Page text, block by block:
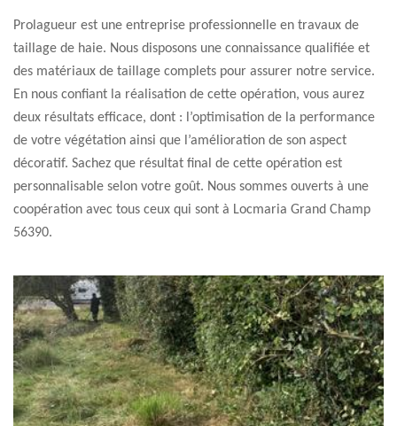
Prolagueur est une entreprise professionnelle en travaux de
taillage de haie. Nous disposons une connaissance qualifiée et
des matériaux de taillage complets pour assurer notre service.
En nous confiant la réalisation de cette opération, vous aurez
deux résultats efficace, dont : l’optimisation de la performance
de votre végétation ainsi que l’amélioration de son aspect
décoratif. Sachez que résultat final de cette opération est
personnalisable selon votre goût. Nous sommes ouverts à une
coopération avec tous ceux qui sont à Locmaria Grand Champ
56390.